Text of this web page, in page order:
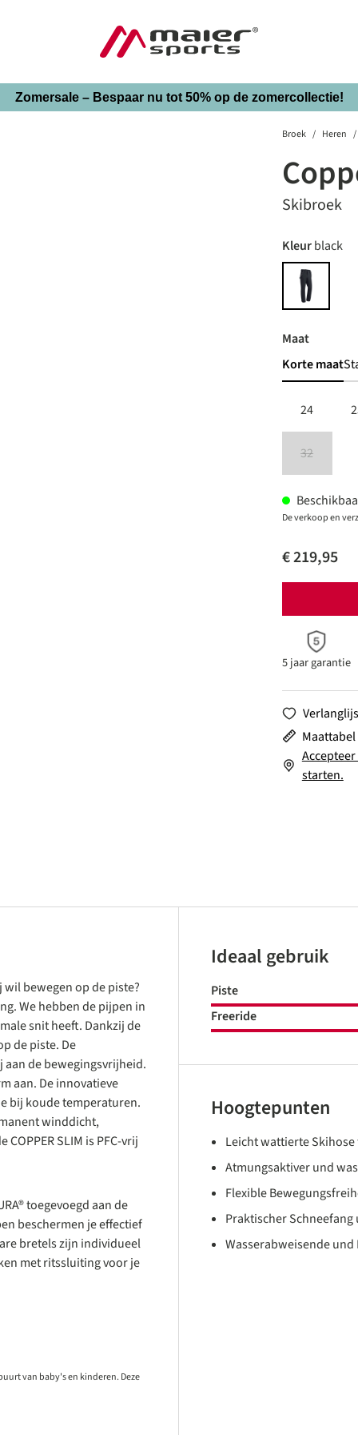
Zomersale – Bespaar nu tot 50% op de zomercollectie!
Broek / Heren /
Skibroek
Kleurblack
black
Maat
Korte maat
24
32
De verkoop en
€ 219,95
5 jaar garantie
Maattabel
starten.
bewegen op de piste?
We hebben de pijpen in
snit heeft. Dankzij de
de piste. De
aan de bewegingsvrijheid.
aan. De innovatieve
bij koude temperaturen.
winddicht,
SLIM is PFC-vrij
toegevoegd aan de
beschermen je effectief
bretels zijn individueel
met ritssluiting voor je
van baby's en kinderen. Deze
Ideaal gebruik
Piste
Freeride
Hoogtepunten
Leicht wattierte
Atmungsaktiver und
Flexible
Praktischer
Wasserabweisende